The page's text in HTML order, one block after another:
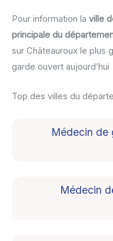
Pour information la ville
principale du
sur Châteauroux le plus
garde ouvert aujourd’hui
Top des villes du
Médecin de
Médecin